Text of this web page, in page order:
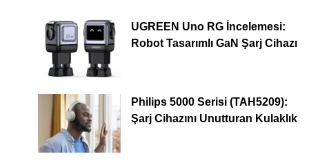
UGREEN Uno RG İncelemesi:
Robot Tasarımlı GaN Şarj Cihazı
Philips 5000 Serisi (TAH5209):
Şarj Cihazını Unutturan Kulaklık